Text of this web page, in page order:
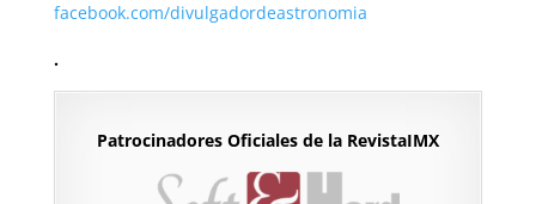
facebook.com/divulgadordeastronomia
.
Patrocinadores Oficiales de la RevistaIMX